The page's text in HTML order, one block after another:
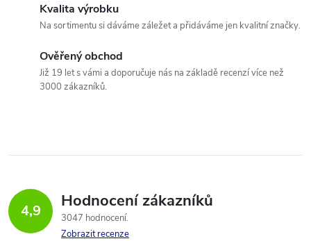
Kvalita výrobku
Na sortimentu si dáváme záležet a přidáváme jen kvalitní značky.
Ověřený obchod
Již 19 let s vámi a doporučuje nás na základě recenzí více než
3000 zákazníků.
4,9 Hodnocení zákazníků
3047 hodnocení
Zobrazit recenze